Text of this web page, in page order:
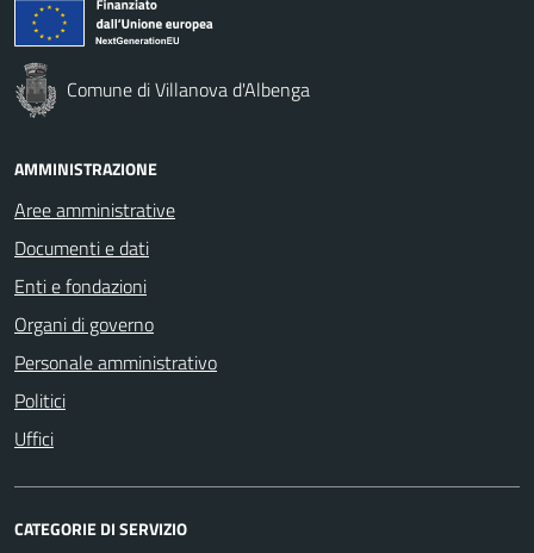
Comune di Villanova d'Albenga
AMMINISTRAZIONE
Aree amministrative
Documenti e dati
Enti e fondazioni
Organi di governo
Personale amministrativo
Politici
Uffici
CATEGORIE DI SERVIZIO